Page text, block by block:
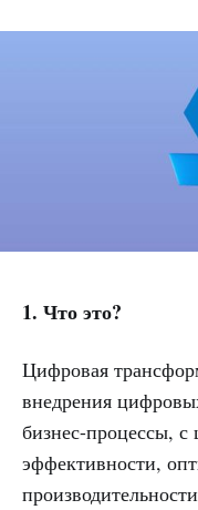
1. Что это?
Цифровая
внедрения
бизнес-процессы,
эффективности,